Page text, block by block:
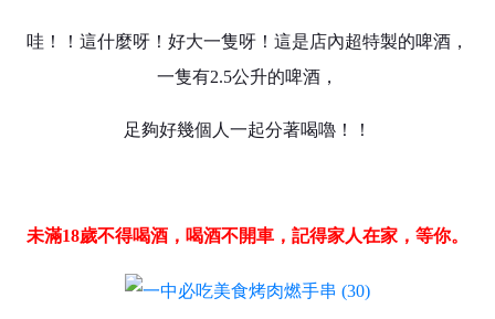
哇！！這什麼呀！好大一隻呀！這是店內超特製的啤酒，
一隻有2.5公升的啤酒，
足夠好幾個人一起分著喝嚕！！
未滿18歲不得喝酒，喝酒不開車，記得家人在家，等你。